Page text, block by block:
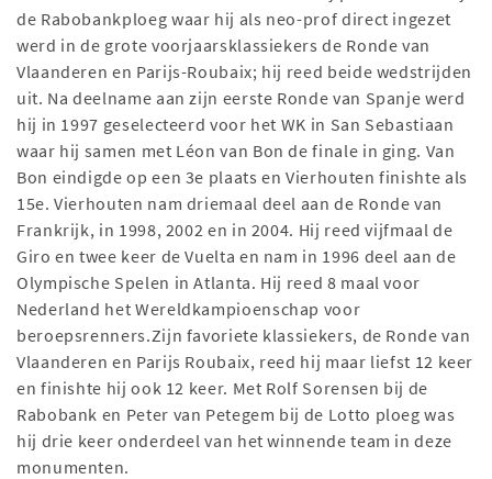
de Rabobankploeg waar hij als neo-prof direct ingezet
werd in de grote voorjaarsklassiekers de Ronde van
Vlaanderen en Parijs-Roubaix; hij reed beide wedstrijden
uit. Na deelname aan zijn eerste Ronde van Spanje werd
hij in 1997 geselecteerd voor het WK in San Sebastiaan
waar hij samen met Léon van Bon de finale in ging. Van
Bon eindigde op een 3e plaats en Vierhouten finishte als
15e. Vierhouten nam driemaal deel aan de Ronde van
Frankrijk, in 1998, 2002 en in 2004. Hij reed vijfmaal de
Giro en twee keer de Vuelta en nam in 1996 deel aan de
Olympische Spelen in Atlanta. Hij reed 8 maal voor
Nederland het Wereldkampioenschap voor
beroepsrenners.Zijn favoriete klassiekers, de Ronde van
Vlaanderen en Parijs Roubaix, reed hij maar liefst 12 keer
en finishte hij ook 12 keer. Met Rolf Sorensen bij de
Rabobank en Peter van Petegem bij de Lotto ploeg was
hij drie keer onderdeel van het winnende team in deze
monumenten.